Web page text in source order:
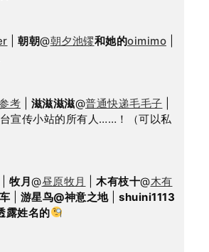
朝朝@朝夕池镠和她的oimimo
考
滋滋滋滋@普通快递毛毛子
宣传小站的所有人……！（可以私
牧月@昼原牧月 木有枝十@木有
游星鸟@神意之地 | shuini1113
露姓名的